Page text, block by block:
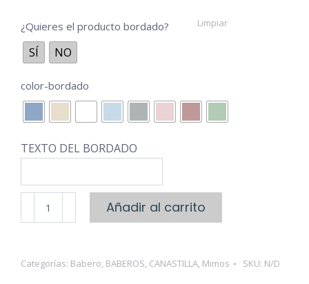
¿Quieres el producto bordado?
SÍ NO
color-bordado
Limpiar
TEXTO DEL BORDADO
Babero
Petit
Bordada
Añadir al carrito
Categorías: Babero, BABEROS, CANASTILLA, Mimos SKU: N/D